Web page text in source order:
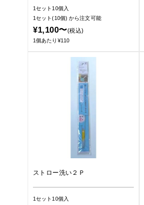
1セット10個入
1セット(10個)から注文可能
¥1,100〜(税込)
1個あたり¥110
ストロー洗い２Ｐ
1セット10個入